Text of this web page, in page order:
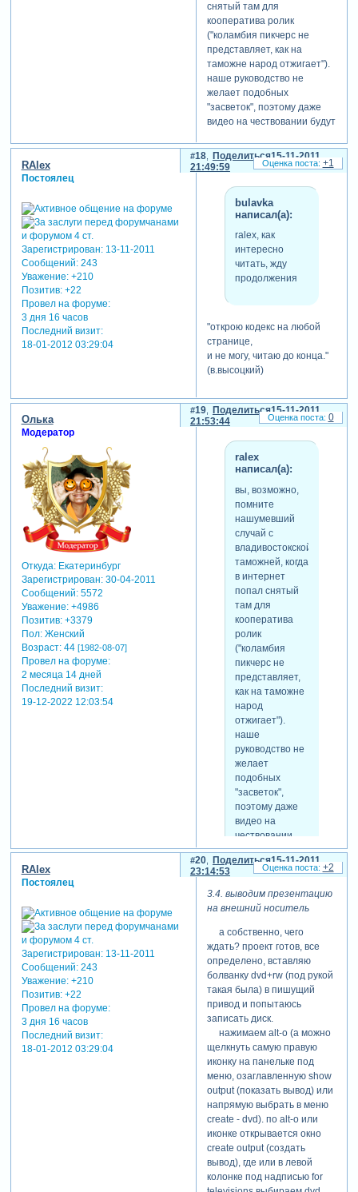
снятый там для
кооператива ролик
("коламбия пикчерс не
представляет, как на
таможне народ отжигает").
наше руководство не
желает подобных
"засветок", поэтому даже
видео на чествовании будут
свои операторы.
так что потерпите, я думаю,
работа и вторую я уж точно
опубликую.
отредактировано ralex (15-
11-2011 21:47:39)
Поделиться
18
15-11-2011
21:49:59
RAlex
Постоялец
Зарегистрирован: 13-11-2011
Сообщений:243
Уважение: +210
Позитив: +22
Провел на форуме:
3 дня 16 часов
Последний визит:
18-01-2012 03:29:04
bulavka
написал(а):
ralex, как
интересно
читать, жду
продолжения
"открою кодекс на любой
странице,
и не могу, читаю до конца."
(в.высоцкий)
+1
Поделиться
19
15-11-2011
21:53:44
Олька
Модератор
Откуда:Екатеринбург
Зарегистрирован: 30-04-2011
Сообщений:5572
Уважение: +4986
Позитив: +3379
Пол:Женский
Возраст:44 [1982-08-07]
Провел на форуме:
2 месяца 14 дней
Последний визит:
19-12-2022 12:03:54
ralex
написал(а):
вы, возможно,
помните
нашумевший
случай с
владивостокской
таможней, когда
в интернет
попал снятый
там для
кооператива
ролик
("коламбия
пикчерс не
представляет,
как на таможне
народ
отжигает").
наше
руководство не
желает
подобных
"засветок",
поэтому даже
видео на
чествовании
будут снимать
исключительно
свои
операторы.
эххх... жаль конечно, но тут
ralex
написал(а):
так что
потерпите, я
думаю, это
будет не
последняя
работа и
вторую я уж
точно
опубликую.
тогда вторую подождем)))
0
Поделиться
20
15-11-2011
23:14:53
RAlex
Постоялец
Зарегистрирован: 13-11-2011
Сообщений:243
Уважение: +210
Позитив: +22
Провел на форуме:
3 дня 16 часов
Последний визит:
18-01-2012 03:29:04
3.4. выводим презентацию
на внешний носитель
а собственно, чего
ждать? проект готов, все
определено, вставляю
болванку dvd+rw (под рукой
такая была) в пишущий
привод и попытаюсь
записать диск.
нажимаем alt-o (а можно
щелкнуть самую правую
иконку на панельке под
меню, озаглавленную show
output (показать вывод) или
напрямую выбрать в меню
create - dvd). по alt-o или
иконке открывается окно
create output (создать
вывод), где или в левой
колонке под надписью for
+2